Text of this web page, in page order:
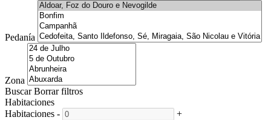
Pedanía
Zona
Buscar Borrar filtros
Habitaciones
Habitaciones -
+